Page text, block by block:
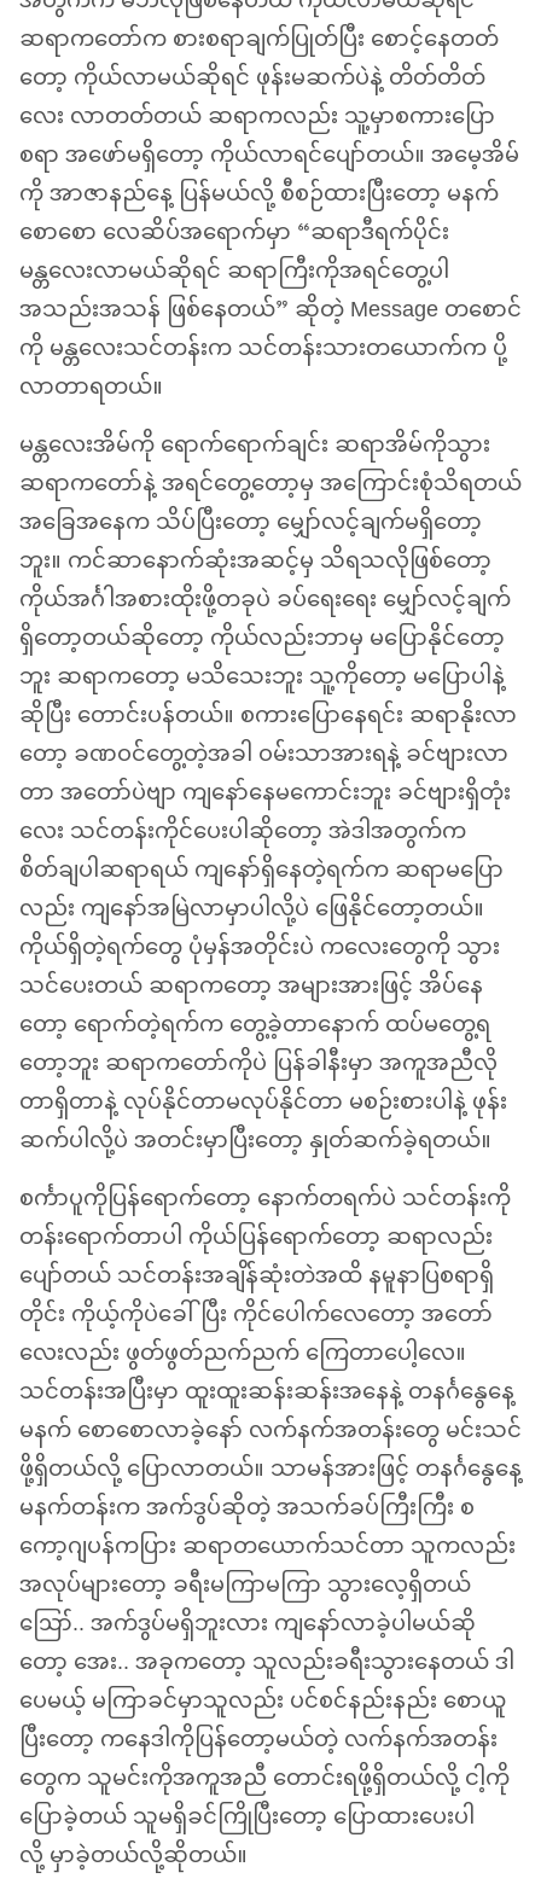
ဆရာကတော်က စားစရာချက်ပြုတ်ပြီး စောင့်နေတတ်
တော့ ကိုယ်လာမယ်ဆိုရင် ဖုန်းမဆက်ပဲနဲ့ တိတ်တိတ်
လေး လာတတ်တယ် ဆရာကလည်း သူ့မှာစကားပြော
စရာ အဖော်မရှိတော့ ကိုယ်လာရင်ပျော်တယ်။ အမေ့အိမ်
ကို အာဇာနည်နေ့ ပြန်မယ်လို့ စီစဉ်ထားပြီးတော့ မနက်
စောစော လေဆိပ်အရောက်မှာ “ဆရာဒီရက်ပိုင်း
မန္တလေးလာမယ်ဆိုရင် ဆရာကြီးကိုအရင်တွေ့ပါ
အသည်းအသန် ဖြစ်နေတယ်” ဆိုတဲ့ Message တစောင်
ကို မန္တလေးသင်တန်းက သင်တန်းသားတယောက်က ပို့
လာတာရတယ်။
မန္တလေးအိမ်ကို ရောက်ရောက်ချင်း ဆရာအိမ်ကိုသွား
ဆရာကတော်နဲ့ အရင်တွေ့တော့မှ အကြောင်းစုံသိရတယ်
အခြေအနေက သိပ်ပြီးတော့ မျှော်လင့်ချက်မရှိတော့
ဘူး။ ကင်ဆာနောက်ဆုံးအဆင့်မှ သိရသလိုဖြစ်တော့
ကိုယ်အင်္ဂါအစားထိုးဖို့တခုပဲ ခပ်ရေးရေး မျှော်လင့်ချက်
ရှိတော့တယ်ဆိုတော့ ကိုယ်လည်းဘာမှ မပြောနိုင်တော့
ဘူး ဆရာကတော့ မသိသေးဘူး သူ့ကိုတော့ မပြောပါနဲ့
ဆိုပြီး တောင်းပန်တယ်။ စကားပြောနေရင်း ဆရာနိုးလာ
တော့ ခဏဝင်တွေ့တဲ့အခါ ဝမ်းသာအားရနဲ့ ခင်ဗျားလာ
တာ အတော်ပဲဗျာ ကျနော်နေမကောင်းဘူး ခင်ဗျားရှိတုံး
လေး သင်တန်းကိုင်ပေးပါဆိုတော့ အဲဒါအတွက်က
စိတ်ချပါဆရာရယ် ကျနော်ရှိနေတဲ့ရက်က ဆရာမပြော
လည်း ကျနော်အမြဲလာမှာပါလို့ပဲ ဖြေနိုင်တော့တယ်။
ကိုယ်ရှိတဲ့ရက်တွေ ပုံမှန်အတိုင်းပဲ ကလေးတွေကို သွား
သင်ပေးတယ် ဆရာကတော့ အများအားဖြင့် အိပ်နေ
တော့ ရောက်တဲ့ရက်က တွေ့ခဲ့တာနောက် ထပ်မတွေ့ရ
တော့ဘူး ဆရာကတော်ကိုပဲ ပြန်ခါနီးမှာ အကူအညီလို
တာရှိတာနဲ့ လုပ်နိုင်တာမလုပ်နိုင်တာ မစဉ်းစားပါနဲ့ ဖုန်း
ဆက်ပါလို့ပဲ အတင်းမှာပြီးတော့ နှုတ်ဆက်ခဲ့ရတယ်။
စင်္ကာပူကိုပြန်ရောက်တော့ နောက်တရက်ပဲ သင်တန်းကို
တန်းရောက်တာပါ ကိုယ်ပြန်ရောက်တော့ ဆရာလည်း
ပျော်တယ် သင်တန်းအချိန်ဆုံးတဲအထိ နမူနာပြစရာရှိ
တိုင်း ကိုယ့်ကိုပဲခေါ်ပြီး ကိုင်ပေါက်လေတော့ အတော်
လေးလည်း ဖွတ်ဖွတ်ညက်ညက် ကြေတာပေါ့လေ။
သင်တန်းအပြီးမှာ ထူးထူးဆန်းဆန်းအနေနဲ့ တနင်္ဂနွေနေ့
မနက် စောစောလာခဲ့နော် လက်နက်အတန်းတွေ မင်းသင်
ဖို့ရှိတယ်လို့ ပြောလာတယ်။ သာမန်အားဖြင့် တနင်္ဂနွေနေ့
မနက်တန်းက အက်ဒွပ်ဆိုတဲ့ အသက်ခပ်ကြီးကြီး စ
ကော့ဂျပန်ကပြား ဆရာတယောက်သင်တာ သူကလည်း
အလုပ်များတော့ ခရီးမကြာမကြာ သွားလေ့ရှိတယ်
ဪ.. အက်ဒွပ်မရှိဘူးလား ကျနော်လာခဲ့ပါမယ်ဆို
တော့ အေး.. အခုကတော့ သူလည်းခရီးသွားနေတယ် ဒါ
ပေမယ့် မကြာခင်မှာသူလည်း ပင်စင်နည်းနည်း စောယူ
ပြီးတော့ ကနေဒါကိုပြန်တော့မယ်တဲ့ လက်နက်အတန်း
တွေက သူမင်းကိုအကူအညီ တောင်းရဖို့ရှိတယ်လို့ ငါ့ကို
ပြောခဲ့တယ် သူမရှိခင်ကြိုပြီးတော့ ပြောထားပေးပါ
လို့ မှာခဲ့တယ်လို့ဆိုတယ်။